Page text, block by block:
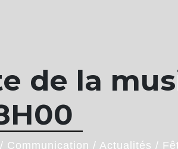
de la
/ Communication / Actualités /